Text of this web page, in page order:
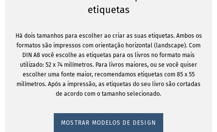
etiquetas
Há dois tamanhos para escolher ao criar as suas etiquetas. Ambos os
formatos são impressos com orientação horizontal (landscape). Com
DIN A8 você escolhe as etiquetas para os livros no formato mais
utilizado: 52 x 74 milímetros. Para livros maiores, ou se você quiser
escolher uma fonte maior, recomendamos etiquetas com 85 x 55
milímetros. Após a impressão, as etiquetas do seu livro são cortadas
de acordo com o tamanho selecionado.
MOSTRAR MODELOS DE DESIGN